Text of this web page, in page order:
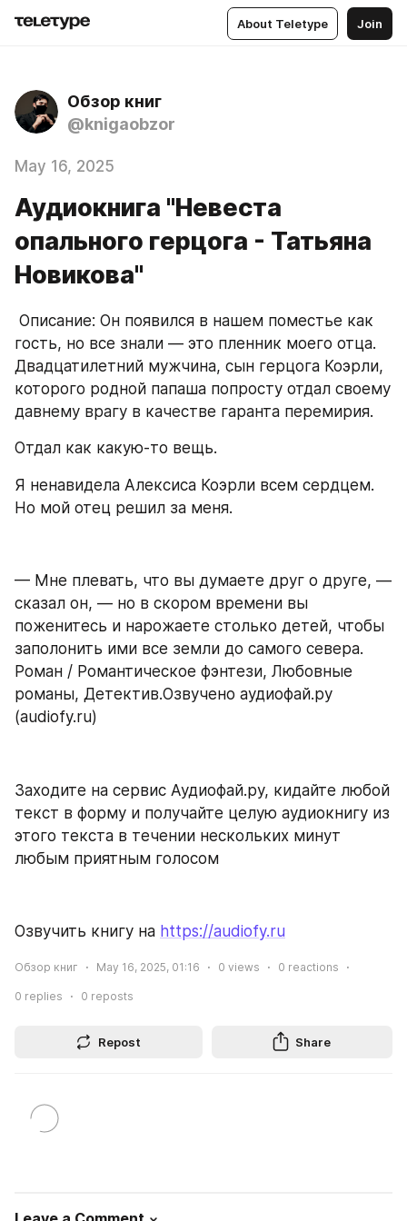
About Teletype Join
Обзор книг
@knigaobzor
May 16, 2025
Аудиокнига "Невеста
опального герцога - Татьяна
Новикова"
гость, но все знали — это пленник моего отца.
Двадцатилетний мужчина, сын герцога Коэрли,
которого родной папаша попросту отдал своему
давнему врагу в качестве гаранта перемирия.
Отдал как какую-то вещь.
Я ненавидела Алексиса Коэрли всем сердцем.
Но мой отец решил за меня.
— Мне плевать, что вы думаете друг о друге, —
сказал он, — но в скором времени вы
поженитесь и нарожаете столько детей, чтобы
заполонить ими все земли до самого севера.
Роман / Романтическое фэнтези, Любовные
романы, Детектив.Озвучено аудиофай.ру
(audiofy.ru)
Заходите на сервис Аудиофай.ру, кидайте любой
текст в форму и получайте целую аудиокнигу из
этого текста в течении нескольких минут
любым приятным голосом
Озвучить книгу на https://audiofy.ru
Обзор книг May 16, 2025, 01:16 0 views 0 reactions
0 replies 0 reposts
Repost Share